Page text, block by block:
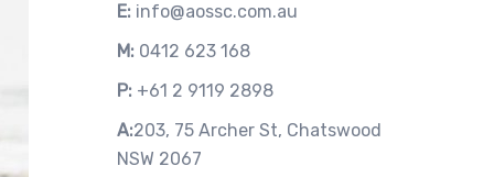
E: info@aossc.com.au
M: 0412 623 168
P: +61 2 9119 2898
A:203, 75 Archer St, Chatswood
NSW 2067